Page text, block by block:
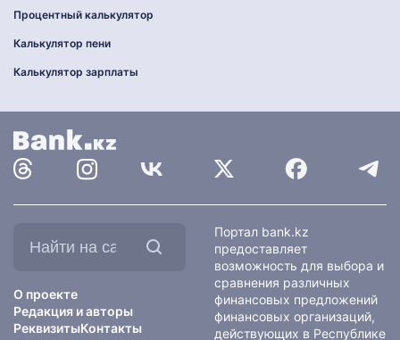
Процентный калькулятор
Калькулятор пени
Калькулятор зарплаты
О проекте
Редакция и авторы
РеквизитыКонтакты
Портал bank.kz
предоставляет
возможность для выбора и
сравнения различных
финансовых предложений
финансовых организаций,
действующих в Республике